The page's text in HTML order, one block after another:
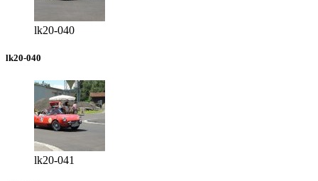
lk20-040
lk20-040
lk20-041